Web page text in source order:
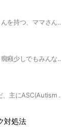
意味のある発語がない未就学児のお子さんを持つ、ママさんパパさん。毎日、癇癪などでイーってなりませんか？上手くできない苛立ちや、将来への不安、居場所がないと感じたり…ゆるーくお話して発散しましょう🧡#自閉症スペクトラム#ASD
自閉症、言葉がおそい、グレーゾーン、癇癪少しでもみんなの情報共有できて、悩みなど、お話するだけで楽になるのでここでおしゃべりできたらなとおもいます😄😄
入室者の規制は特に設けてません。 ただ、主にASC(Autism Spectrum Condition, Disorderと区別して表現してます)の人達で、ヨリ詳しく精通することを目指したいと思っています。 とはいえ、他の神経発達症の人や身近に障害者がいるような人もASDに興味関心があれば入れます。 あなたは、日常生活、学業、就労のどこに障害をかかえていますか？そしてそれはどんなハードルになっていますか？ 困っていることを話し合って少しでも気楽になり合いましょう。 さらに、我々を基準として社会を眺め、「定型発達症候群」の特徴を捉え返して、定型発達症候群者が作る社会の特徴を言語化してみましょう。 学術的、哲学的に話すことが多くなると思うので理屈嫌いな人は向いてないかも まあ、気楽に来て合わなければ気楽に抜けてください😊 逆に、鬱の拗らせ、統合失調症の幻覚などのやむを得ない事情があったとしても、あまりにも人間性が悪質だと見なしたらこちらから追い出します() #ASC##アダルトチルドレン###AC#社会不適応#IQ#EQ#gifted#サバン##神経発達症#自閉症#自閉症スペクトラム#カサンドラ#定型発達症候群#neurotypical disorder#autism#### 主は、ASD, ADHD当事者
対処法